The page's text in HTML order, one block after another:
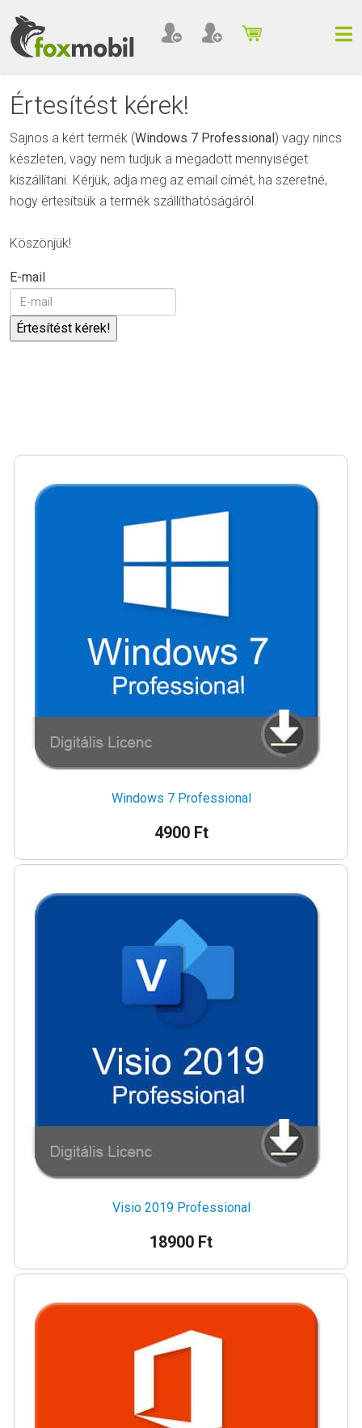
Értesítést kérek!
Sajnos a kért termék (Windows 7 Professional) vagy nincs
készleten, vagy nem tudjuk a megadott mennyiséget
kiszállítani. Kérjük, adja meg az email címét, ha szeretné,
hogy értesítsük a termék szállíthatóságáról.
Köszönjük!
E-mail
Windows 7 Professional
4900 Ft
Visio 2019 Professional
18900 Ft